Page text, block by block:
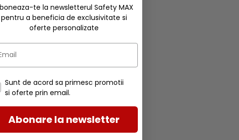
pentru maini;te la newsletterul Safety MAX
pentru a beneficia de exclusivitate si
oferte personalizate
Sunt de acord sa primesc promotii
si oferte prin email.
Abonare la newsletter